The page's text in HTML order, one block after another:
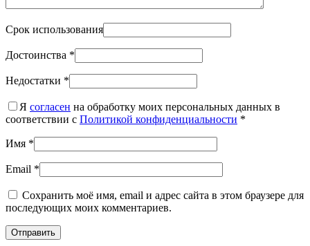
Срок использования
Достоинства *
Недостатки *
Я согласен на обработку моих персональных данных в
соответствии с Политикой конфиденциальности *
Имя *
Email *
Сохранить моё имя, email и адрес сайта в этом браузере для
последующих моих комментариев.